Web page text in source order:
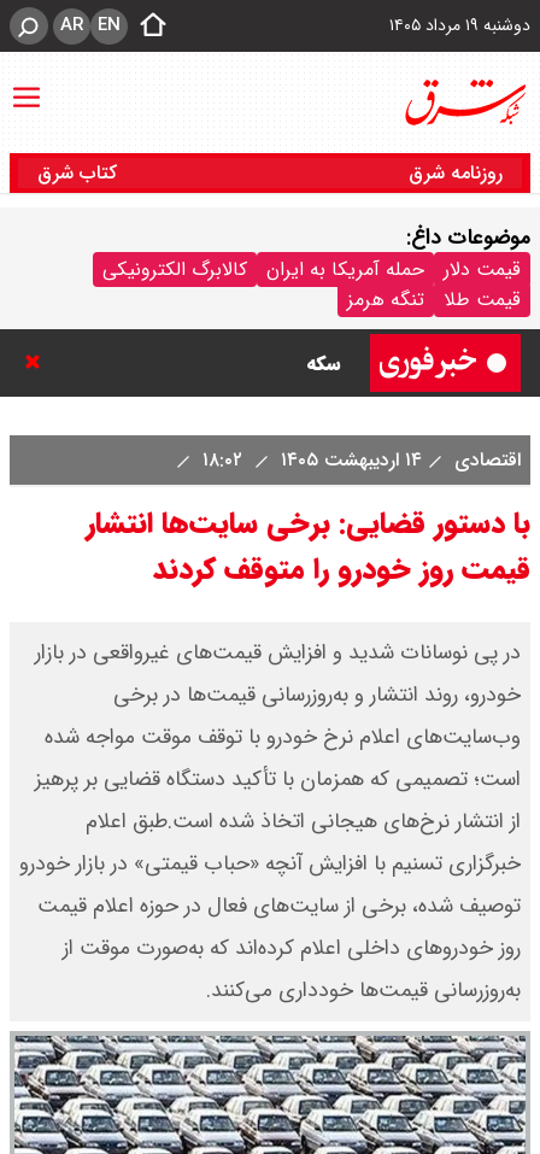
دوشنبه ۱۹ مرداد ۱۴۰۵ EN
AR
روزنامه شرق کتاب شرق
موضوعات داغ:
قیمت دلار حمله آمریکا به ایران
کالابرگ الکترونیکی
قیمت طلا
تنگه هرمز
سکه
شد / تمام دبیران شعام + اینفوگرافی
قیمت طلا ۲۴ عیار امروز دوشنبه ۱۹
مرداد ۱۴۰۵ اعلام شد/ افزایش قیمت
طلا
مرداد ۱۴۰۵ اعلام شد/ طلا دوباره اوج
گرفت
چنگیز وثوقی در بیمارستان بستری
است + عکس و ویدئو
اقتصادی ۱۴ اردیبهشت ۱۴۰۵
با دستور قضایی: برخی سایت‌ها انتشار
قیمت روز خودرو را متوقف کردند
در پی نوسانات شدید و افزایش قیمت‌های غیرواقعی در بازار
خودرو، روند انتشار و به‌روزرسانی قیمت‌ها در برخی
وب‌سایت‌های اعلام نرخ خودرو با توقف موقت مواجه شده
است؛ تصمیمی که همزمان با تأکید دستگاه قضایی بر پرهیز
از انتشار نرخ‌های هیجانی اتخاذ شده است.طبق اعلام
خبرگزاری تسنیم با افزایش آنچه «حباب قیمتی» در بازار خودرو
توصیف شده، برخی از سایت‌های فعال در حوزه اعلام قیمت
روز خودروهای داخلی اعلام کرده‌اند که به‌صورت موقت از
به‌روزرسانی قیمت‌ها خودداری می‌کنند.